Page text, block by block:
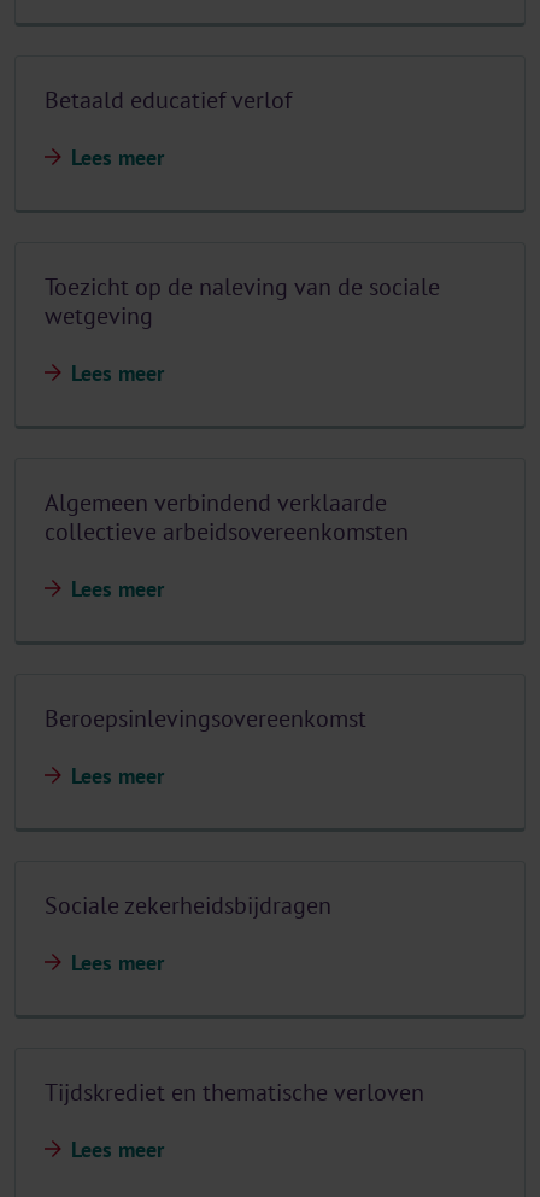
Betaald educatief verlof
Lees meer
Toezicht op de naleving van de sociale
wetgeving
Lees meer
Algemeen verbindend verklaarde
collectieve arbeidsovereenkomsten
Lees meer
Beroepsinlevingsovereenkomst
Lees meer
Sociale zekerheidsbijdragen
Lees meer
Tijdskrediet en thematische verloven
Lees meer